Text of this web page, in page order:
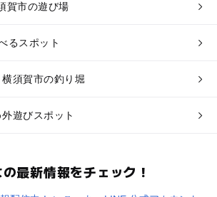
賀市の遊び場
るスポット
須賀市の釣り堀
遊びスポット
最新情報をチェック！